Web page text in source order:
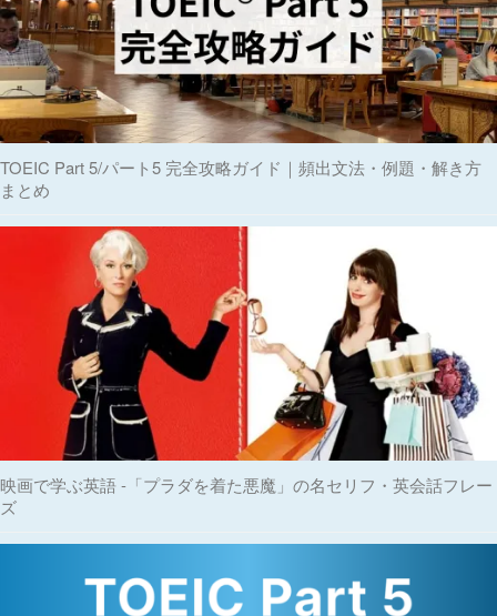
TOEIC Part 5/パート5 完全攻略ガイド｜頻出文法・例題・解き方
まとめ
映画で学ぶ英語 -「プラダを着た悪魔」の名セリフ・英会話フレー
ズ